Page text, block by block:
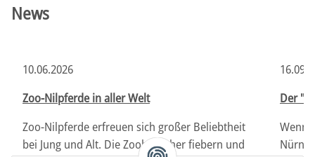
News
10.06.2026
Zoo-Nilpferde in aller Welt
Zoo-Nilpferde erfreuen sich großer Beliebtheit
bei Jung und Alt. Die Zoobesucher fiebern und
Der
Wenn